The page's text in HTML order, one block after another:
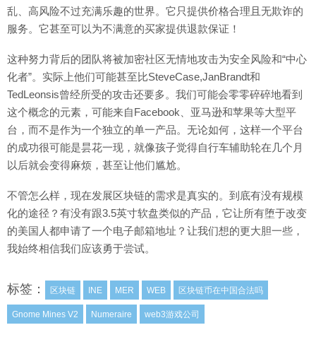
乱、高风险不过充满乐趣的世界。它只提供价格合理且无欺诈的
服务。它甚至可以为不满意的买家提供退款保证！
这种努力背后的团队将被加密社区无情地攻击为安全风险和“中心
化者”。实际上他们可能甚至比SteveCase,JanBrandt和
TedLeonsis曾经所受的攻击还要多。我们可能会零零碎碎地看到
这个概念的元素，可能来自Facebook、亚马逊和苹果等大型平
台，而不是作为一个独立的单一产品。无论如何，这样一个平台
的成功很可能是昙花一现，就像孩子觉得自行车辅助轮在几个月
以后就会变得麻烦，甚至让他们尴尬。
不管怎么样，现在发展区块链的需求是真实的。到底有没有规模
化的途径？有没有跟3.5英寸软盘类似的产品，它让所有堕于改变
的美国人都申请了一个电子邮箱地址？让我们想的更大胆一些，
我始终相信我们应该勇于尝试。
标签： 区块链 INE MER WEB 区块链币在中国合法吗
Gnome Mines V2 Numeraire web3游戏公司